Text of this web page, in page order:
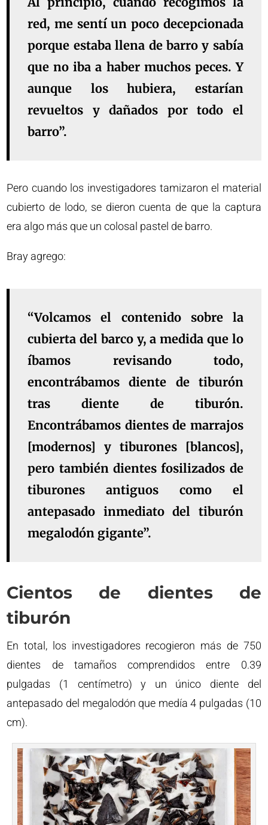
red, me sentí un poco decepcionada
porque estaba llena de barro y sabía
que no iba a haber muchos peces. Y
aunque los hubiera, estarían
revueltos y dañados por todo el
barro”.
Pero cuando los investigadores tamizaron el material
cubierto de lodo, se dieron cuenta de que la captura
era algo más que un colosal pastel de barro.
Bray agrego:
“Volcamos el contenido sobre la
cubierta del barco y, a medida que lo
íbamos revisando todo,
encontrábamos diente de tiburón
tras diente de tiburón.
Encontrábamos dientes de marrajos
[modernos] y tiburones [blancos],
pero también dientes fosilizados de
tiburones antiguos como el
antepasado inmediato del tiburón
megalodón gigante”.
Cientos de dientes de
tiburón
En total, los investigadores recogieron más de 750
dientes de tamaños comprendidos entre 0.39
pulgadas (1 centímetro) y un único diente del
antepasado del megalodón que medía 4 pulgadas (10
cm).